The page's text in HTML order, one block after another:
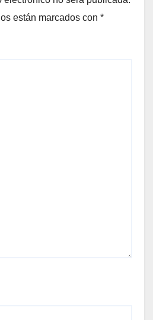
están marcados con *